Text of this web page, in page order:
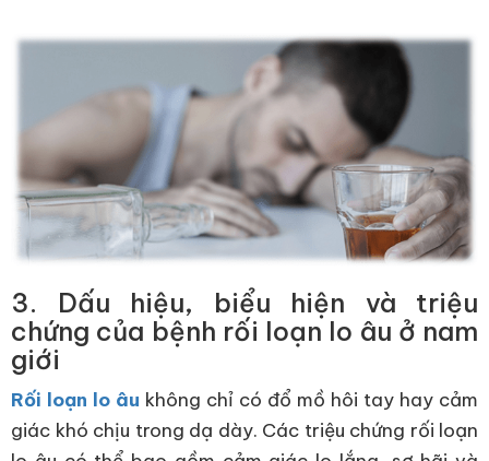
3. Dấu hiệu, biểu hiện và triệu
chứng của bệnh rối loạn lo âu ở nam
giới
Rối loạn lo âu không chỉ có đổ mồ hôi tay hay cảm
giác khó chịu trong dạ dày. Các triệu chứng rối loạn